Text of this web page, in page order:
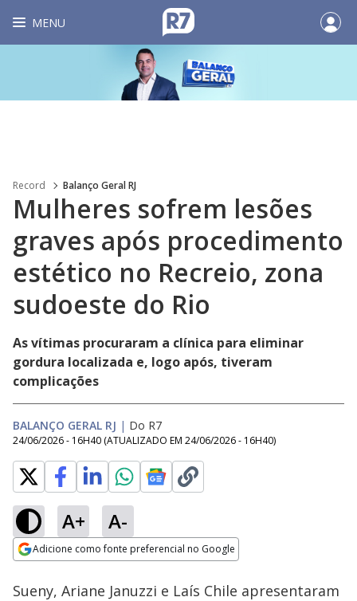
MENU
Record Balanço Geral RJ
Mulheres sofrem lesões
graves após procedimento
estético no Recreio, zona
sudoeste do Rio
As vítimas procuraram a clínica para eliminar
gordura localizada e, logo após, tiveram
complicações
BALANÇO GERAL RJ | Do R7
24/06/2026 - 16H40 (ATUALIZADO EM 24/06/2026 - 16H40)
A+ A-
Adicione como fonte preferencial no Google
Ativar
Loaded
21.71%
Sueny, Ariane Januzzi e Laís Chile apresentaram